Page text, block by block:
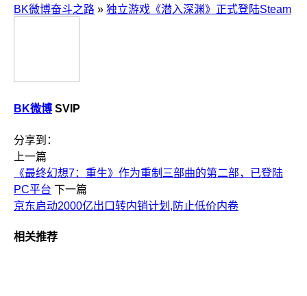
BK微博奋斗之路 » 独立游戏《潜入深渊》正式登陆Steam
BK微博 SVIP
分享到：
上一篇
《最终幻想7：重生》作为重制三部曲的第二部，已登陆
PC平台 下一篇
京东启动2000亿出口转内销计划,防止低价内卷
相关推荐